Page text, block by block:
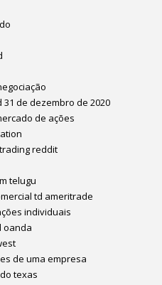
de dezembro de 2020
de ações
reddit
telugu
td ameritrade
individuais
oanda
de uma empresa
texas